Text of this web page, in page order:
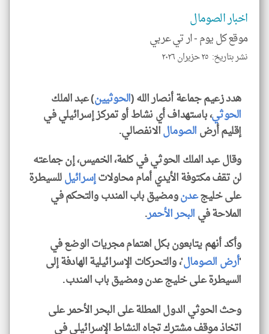
اخبار الصومال
موقع كل يوم -ار تي عربي
نشر بتاريخ: ٢٥ حزيران ٢٠٢٦
هدد زعيم جماعة أنصار الله (الحوثيين) عبد الملك
الحوثي، باستهداف أي نشاط أو تمركز إسرائيلي في
إقليم أرضالصومالالانفصالي.
وقال عبد الملك الحوثي في كلمة، الخميس، إن جماعته
لن تقف مكتوفة الأيدي أمام محاولاتإسرائيلللسيطرة
على خليجعدنومضيق باب المندب والتحكم في
الملاحة فيالبحر الأحمر.
وأكد أنهم يتابعون بكل اهتمام مجريات الوضع في
'أرض الصومال'، والتحركات الإسرائيلية الهادفة إلى
السيطرة على خليج عدن ومضيق باب المندب.
وحث الحوثي الدول المطلة على البحر الأحمر على
اتخاذ موقف مشترك تجاه النشاط الإسرائيلي في
klyoum.com